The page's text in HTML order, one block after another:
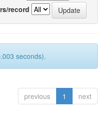
record
seconds).
previous 1 next